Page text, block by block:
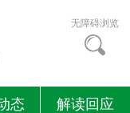
无障碍浏览
态 解读回应